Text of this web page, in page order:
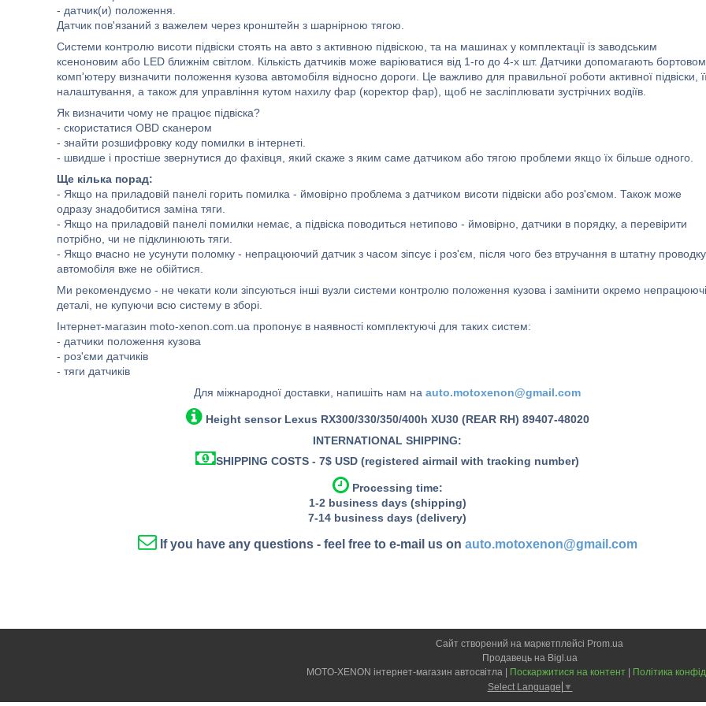
- датчик(и) положення.
Датчик пов'язаний з важелем через кронштейн з шарнірною тягою.
Системи контролю висоти підвіски стоять на авто з активною підвіскою, та на машинах у комплектації із заводським
ксеноновим або LED ближнім світлом. Кількість датчиків може варіюватися від 1-го до 4-х шт. Датчики допомагають
комп'ютеру визначити положення кузова автомобіля відносно дороги. Це важливо для правильної роботи активної підвіски,
налаштування, а також для управління кутом нахилу фар (коректор фар), щоб не засліплювати зустрічних водіїв.
Як визначити чому не працює підвіска?
- скористатися OBD сканером
- знайти розшифровку коду помилки в інтернеті.
- швидше і простіше звернутися до фахівця, який скаже з яким саме датчиком або тягою проблеми якщо їх більше одного.
Ще кілька порад:
- Якщо на приладовій панелі горить помилка - ймовірно проблема з датчиком висоти підвіски або роз'ємом. Також може
одразу знадобитися заміна тяги.
- Якщо на приладовій панелі помилки немає, а підвіска поводиться нетипово - ймовірно, датчики в порядку, а перевірити
потрібно, чи не підклинюють тяги.
- Якщо вчасно не усунути поломку - непрацюючий датчик з часом зіпсує і роз'єм, після чого без втручання в штатну проводку
автомобіля вже не обійтися.
Ми рекомендуємо - не чекати коли зіпсуються інші вузли системи контролю положення кузова і замінити окремо непрацюючі
деталі, не купуючи всю систему в зборі.
Інтернет-магазин moto-xenon.com.ua пропонує в наявності комплектуючі для таких систем:
- датчики положення кузова
- роз'єми датчиків
- тяги датчиків
Для міжнародної доставки, напишіть нам на auto.motoxenon@gmail.com
Height sensor Lexus RX300/330/350/400h XU30(REAR RH) 89407-48020
INTERNATIONAL SHIPPING:
SHIPPING COSTS - 7$ USD (registered airmail with tracking number)
Processing time:
1-2 business days (shipping)
7-14 business days (delivery)
If you have any questions - feel free to e-mail us on auto.motoxenon@gmail.com
Сайт створений на маркетплейсі Prom.ua
Продавець на Bigl.ua
Поскаржитися на контент
Політика
Select Language ▼